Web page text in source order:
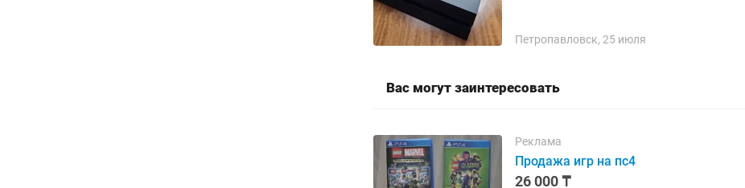
Петропавловск, 25 июля
Вас могут заинтересовать
Реклама
Продажа игр на пс4
26 000 ₸